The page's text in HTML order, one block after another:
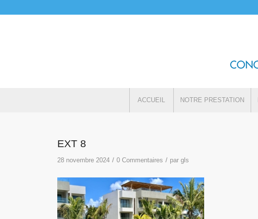
ACCUEIL NOTRE PRESTATION
EXT 8
28 novembre 2024 / 0 Commentaires / pargls